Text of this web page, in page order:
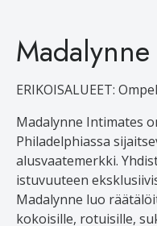
ERIKOISALUEET:
Madalynne Intimates
Philadelphiassa
alusvaatemerkki.
istuvuuteen
Madalynne luo
kokoisille, rotuisille,